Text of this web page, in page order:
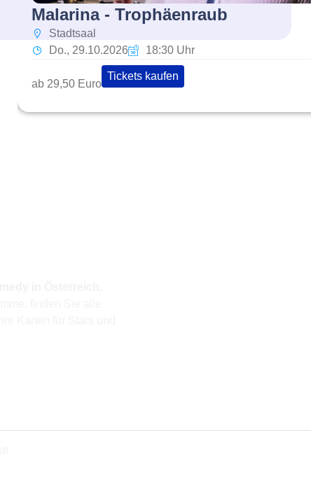
Malarina - Trophäenraub
Stadtsaal
Do., 29.10.2026
18:30 Uhr
ab 29,50 Euro
Tickets kaufen